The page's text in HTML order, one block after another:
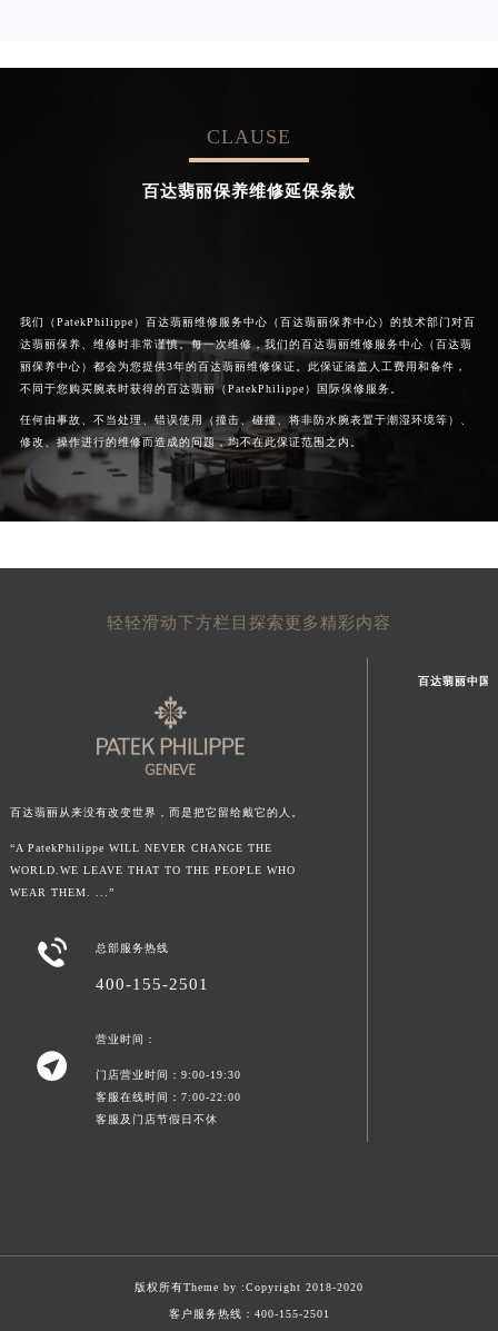

CLAUSE
百达翡丽保养维修延保条款
我们（PatekPhilippe）百达翡丽维修服务中心（百达翡丽保养中心）的技术部门对百
达翡丽保养、维修时非常谨慎。每一次维修，我们的百达翡丽维修服务中心（百达翡
丽保养中心）都会为您提供3年的百达翡丽维修保证。此保证涵盖人工费用和备件，
不同于您购买腕表时获得的百达翡丽（PatekPhilippe）国际保修服务。
任何由事故、不当处理、错误使用（撞击、碰撞、将非防水腕表置于潮湿环境等）、
修改、操作进行的维修而造成的问题，均不在此保证范围之内。
轻轻滑动下方栏目探索更多精彩内容
百达翡丽从来没有改变世界，而是把它留给戴它的人。
“A PatekPhilippe WILL NEVER CHANGE THE
WORLD.WE LEAVE THAT TO THE PEOPLE WHO
WEAR THEM. ...”
 总部服务热线
400-155-2501

营业时间：
门店营业时间：9:00-19:30
客服在线时间：7:00-22:00
客服及门店节假日不休
百达翡丽中国
版权所有Theme by :Copyright 2018-2020
客户服务热线： 400-155-2501